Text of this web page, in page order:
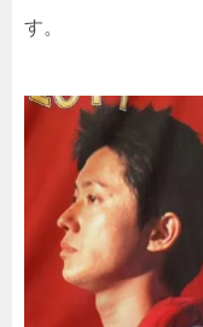
す。